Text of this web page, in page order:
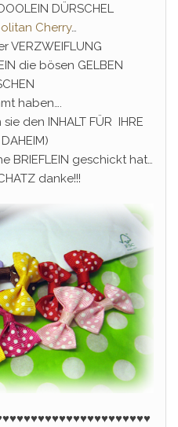
DÜRSCHEL
Cherry…
VERZWEIFLUNG
die bösen GELBEN
haben….
den INHALT FÜR IHRE
BRIEFLEIN geschickt hat…
danke!!!
♥♥♥♥♥♥♥♥♥♥♥♥♥♥♥♥♥